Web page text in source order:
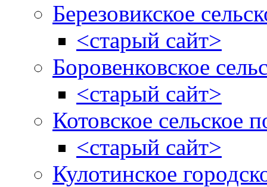
Березовикское
<старый сайт>
Боровенковское
<старый сайт>
Котовское сельское
<старый сайт>
Кулотинское